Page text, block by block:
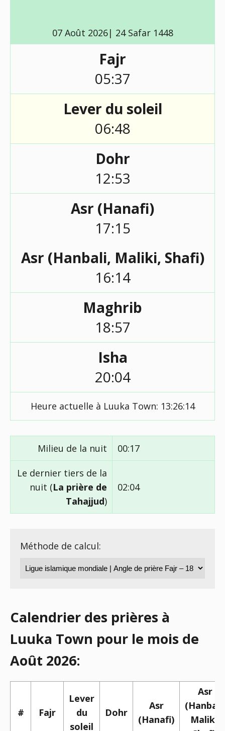
07 Août 2026| 24 Safar 1448
Fajr
05:37
Lever du soleil
06:48
Dohr
12:53
Asr (Hanafi)
17:15
Asr (Hanbali, Maliki, Shafi)
16:14
Maghrib
18:57
Isha
20:04
Heure actuelle à Luuka Town: 13:26:14
Milieu de la nuit 00:17
Le dernier tiers de la
nuit (La prière de
Tahajjud)
02:04
Méthode de calcul:
Calendrier des prières à
Luuka Town pour le mois de
Août 2026:
# Fajr
Lever
du
soleil
Dohr
Asr
(Hanafi)
Asr
(Hanbali,
Maliki,